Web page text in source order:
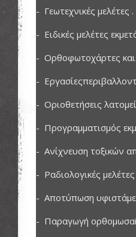
- Γεωτεχνικές μελέτες .
- Ειδικές μελέτες
- Ορθοφωτοχάρτες
-
- Οριοθετήσεις
- Προγραμματισμός
- Ανίχνευση τοξικών
- Ραδιολογικές μελέτες
- Αποτύπωση
- Παραγωγή